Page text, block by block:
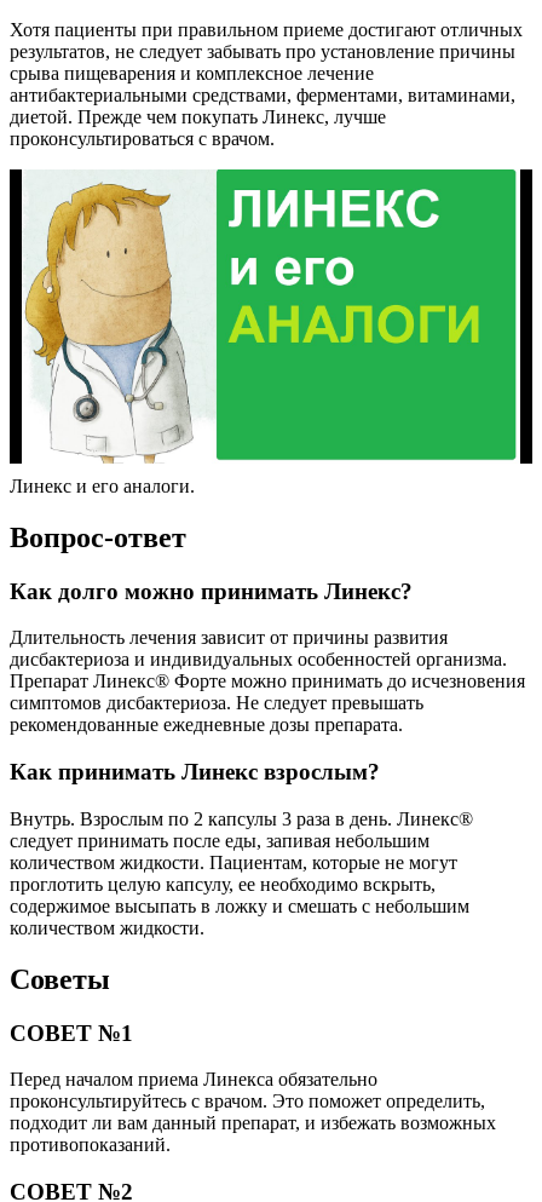
Хотя пациенты при правильном приеме достигают отличных
результатов, не следует забывать про установление причины
срыва пищеварения и комплексное лечение
антибактериальными средствами, ферментами, витаминами,
диетой. Прежде чем покупать Линекс, лучше
проконсультироваться с врачом.
Линекс и его аналоги.
Вопрос-ответ
Как долго можно принимать Линекс?
Длительность лечения зависит от причины развития
дисбактериоза и индивидуальных особенностей организма.
Препарат Линекс® Форте можно принимать до исчезновения
симптомов дисбактериоза. Не следует превышать
рекомендованные ежедневные дозы препарата.
Как принимать Линекс взрослым?
Внутрь. Взрослым по 2 капсулы 3 раза в день. Линекс®
следует принимать после еды, запивая небольшим
количеством жидкости. Пациентам, которые не могут
проглотить целую капсулу, ее необходимо вскрыть,
содержимое высыпать в ложку и смешать с небольшим
количеством жидкости.
Советы
СОВЕТ №1
Перед началом приема Линекса обязательно
проконсультируйтесь с врачом. Это поможет определить,
подходит ли вам данный препарат, и избежать возможных
противопоказаний.
СОВЕТ №2